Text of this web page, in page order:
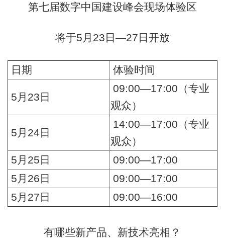
第七届数字中国建设峰会现场体验区
将于5月23日—27日开放
日期 体验时间
5月23日
09:00—17:00（专业
观众）
5月24日
14:00—17:00（专业
观众）
5月25日
09:00—17:00
5月26日
09:00—17:00
5月27日
09:00—16:00
有哪些新产品、新技术亮相？